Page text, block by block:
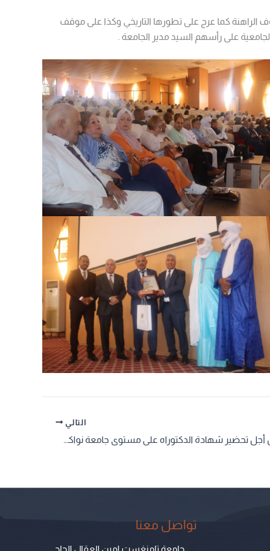
الماهية و الواقع في ظل الظروف الراهنة كما عرج على تطورها التاريخي وكذا على موقف
على رأسهم السيد مدير الجامعة .
التالي
منح دراسية من أجل تحضير شهادة الدكتوراه على مستوى جامعة نواكشوط العصرية
تواصل معنا
جامعة تامنغست امين العقال الحاج